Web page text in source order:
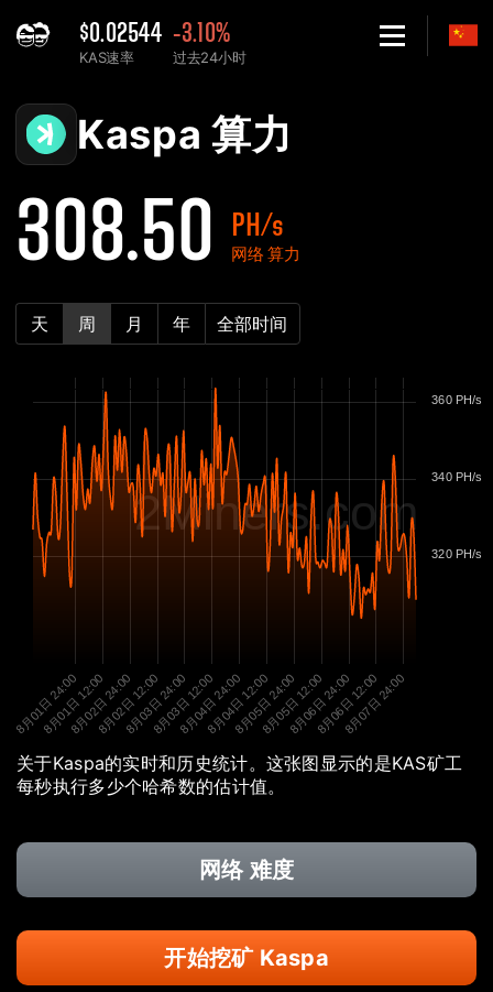
$0.02544
KAS速率
-3.10%
过去24小时
Kaspa KAS 网络算力表 - 2Miners
Kaspa 算力
308.50 PH/s
网络 算力
天 周 月 年 全部时间
2Miners.com
8月01日 24:00
8月01日 12:00
8月02日 24:00
8月02日 12:00
8月03日 24:00
8月03日 12:00
8月04日 24:00
8月04日 12:00
8月05日 24:00
8月05日 12:00
8月06日 24:00
8月06日 12:00
8月07日 24:00
320 PH/s
340 PH/s
360 PH/s
关于Kaspa的实时和历史统计。这张图显示的是KAS矿工
每秒执行多少个哈希数的估计值。
网络 难度
开始挖矿 Kaspa